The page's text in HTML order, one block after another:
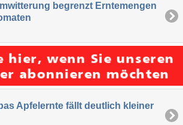
begrenzt Erntemengen
Apfelernte fällt deutlich kleiner